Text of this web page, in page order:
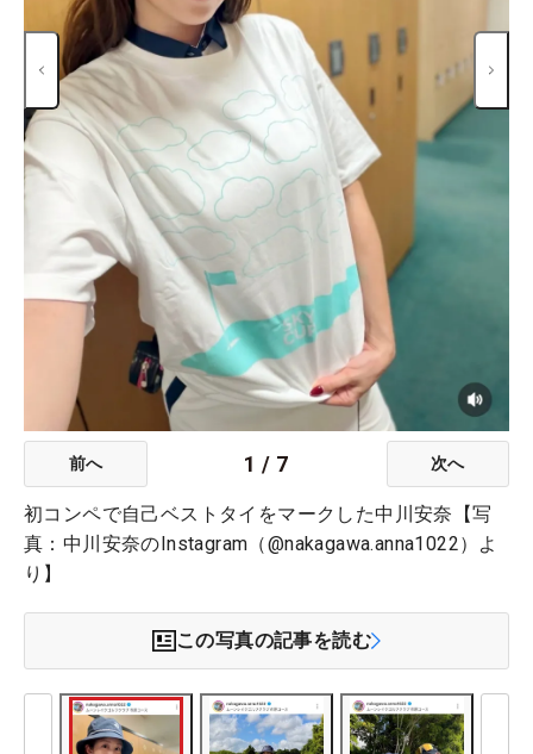
前へ 1 / 7 次へ
初コンペで自己ベストタイをマークした中川安奈【写
真：中川安奈のInstagram（@nakagawa.anna1022）よ
り】
この写真の記事を読む